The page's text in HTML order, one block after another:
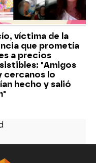
víctima de la
que prometía
a precios
"Amigos
cercanos lo
hecho y salió